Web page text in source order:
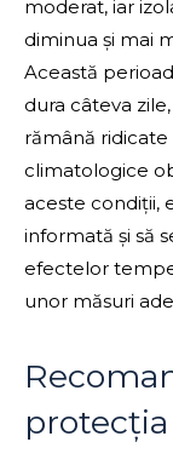
moderat, iar
diminua și mai
Această
dura câteva
rămână ridicate
climatologice
aceste condiții,
informată și să
efectelor
unor măsuri